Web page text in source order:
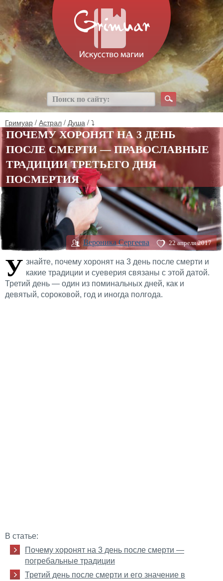
Гримуар / Астрал / Душа / ⤵
ПОЧЕМУ ХОРОНЯТ НА 3 ДЕНЬ
ПОСЛЕ СМЕРТИ — ПРАВОСЛАВНЫЕ
ТРАДИЦИИ ТРЕТЬЕГО ДНЯ
ПОСМЕРТИЯ
Вероника Сергеева 22 апреля 2017
У знайте, почему хоронят на 3 день после смерти и
какие традиции и суеверия связаны с этой датой.
Третий день — один из поминальных дней, как и
девятый, сороковой, год и иногда полгода.
В статье:
Почему хоронят на 3 день после смерти —
погребальные традиции
Третий день после смерти и его значение в